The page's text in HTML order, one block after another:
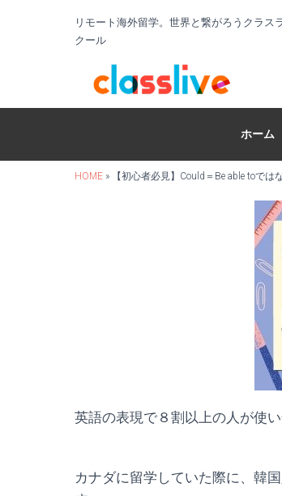
リモート海外留学。世界と繋がろうクラス
クール
ホーム
HOME » 【初心者必見】Could＝Be able toでは
英語の表現で８割以上の人が使
カナダに留学していた際に、韓